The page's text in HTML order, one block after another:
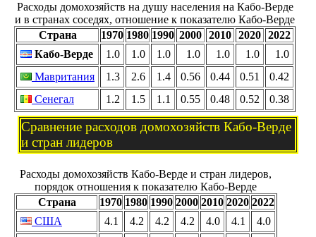
Расходы домохозяйств на душу населения на Кабо-Верде
и в странах соседях, отношение к показателю Кабо-Верде
Страна
1970 1980 1990 2000 2010 2020 2022
Кабо-Верде
1.0 1.0 1.0 1.0 1.0 1.0
1.0
Мавритания
1.3 2.6 1.4 0.56 0.44 0.51
0.42
Сенегал
1.2 1.5 1.1 0.55 0.48 0.52 0.38
Сравнение расходов домохозяйств Кабо-Верде
и стран лидеров
Расходы домохозяйств Кабо-Верде и стран лидеров,
порядок отношения к показателю Кабо-Верде
Страна
1970 1980 1990 2000 2010 2020 2022
США
4.1 4.2 4.2 4.2 4.0 4.1
4.0